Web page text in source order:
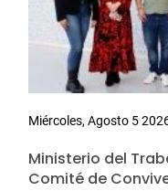
Miércoles, Agosto 5
Ministerio del
Comité de